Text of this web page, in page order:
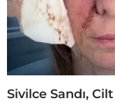
Sivilce Sandı,